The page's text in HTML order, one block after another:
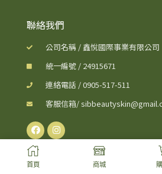
聯絡我們
公司名稱 / 鑫悅國際事業有限公司
統一編號 / 24915671
連絡電話 / 0905-517-511
客服信箱/
Since 2015 © SiB
首頁 商城